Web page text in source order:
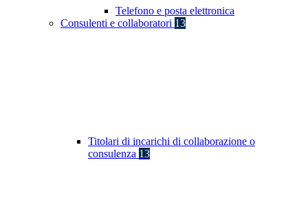
Telefono e posta elettronica
Consulenti e collaboratori 13
Titolari di incarichi di collaborazione o
consulenza 13